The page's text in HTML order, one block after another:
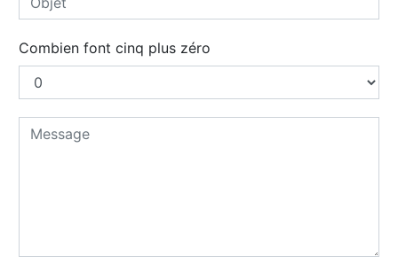
Combien font cinq plus zéro